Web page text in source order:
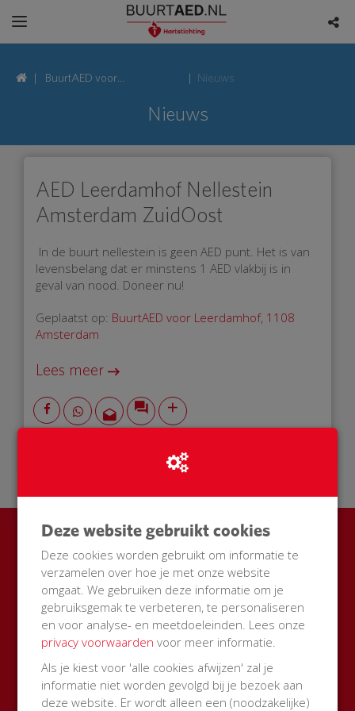
BuurtAED voor
Nieuws
Nieuws
AED Leerdamhof Nellestein
Amsterdam ZuidOost
In de buurt nellestein is geen AED punt. Het is van
levensbelang dat er minstens 1 AED vlakbij is in
geval van nood. Doneer nu!
Geplaatst op: BuurtAED voor Leerdamhof, 1108
Amsterdam
Lees meer
Ook een BuurtAED in jouw
straat?
Zamel met je buren geld in voor een AED + buitenkast
met korting
Start een actie
Deze website gebruikt cookies
Deze cookies worden gebruikt om informatie te
verzamelen over hoe je met onze website
omgaat. We gebruiken deze informatie om je
gebruiksgemak te verbeteren, te personaliseren
en voor analyse- en meetdoeleinden. Lees onze
privacy voorwaarden voor meer informatie.
Als je kiest voor 'alle cookies afwijzen' zal je
informatie niet worden gevolgd bij je bezoek aan
deze website. Er wordt alleen een (noodzakelijke)